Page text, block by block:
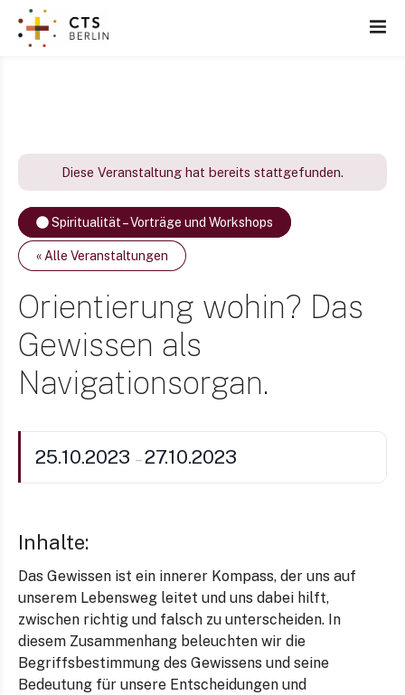
Diese Veranstaltung hat bereits stattgefunden.
Spiritualität – Vorträge und Workshops
« Alle Veranstaltungen
Orientierung wohin? Das
Gewissen als
Navigationsorgan.
25.10.2023 –27.10.2023
Inhalte:
Das Gewissen ist ein innerer Kompass, der uns auf
unserem Lebensweg leitet und uns dabei hilft,
zwischen richtig und falsch zu unterscheiden. In
diesem Zusammenhang beleuchten wir die
Begriffsbestimmung des Gewissens und seine
Bedeutung für unsere Entscheidungen und